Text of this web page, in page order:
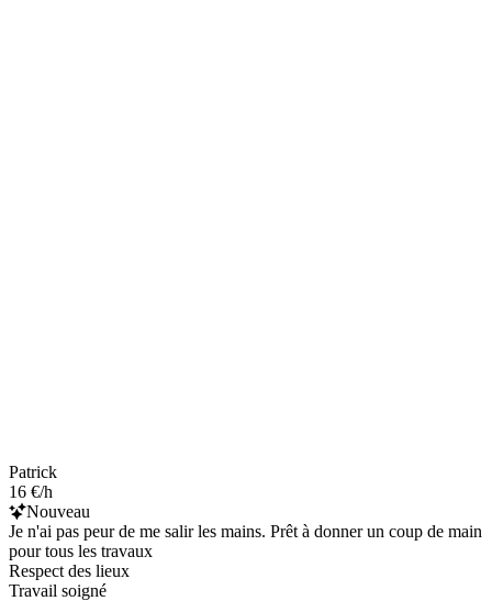
Patrick
16 €/h
Nouveau
Je n'ai pas peur de me salir les mains. Prêt à donner un coup de main
pour tous les travaux
Respect des lieux
Travail soigné